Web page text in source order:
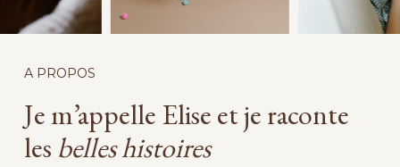
A PROPOS
Je m’appelle Elise et je raconte
les belleshistoires